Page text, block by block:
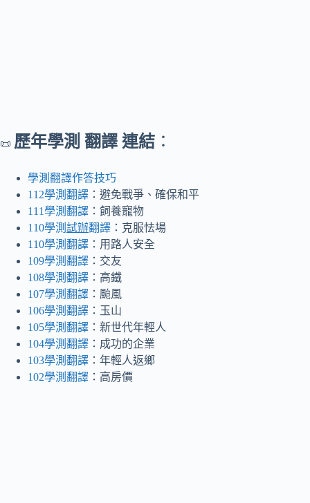
📜 歷年學測 翻譯 連結 ：
學測翻譯作答技巧
112學測翻譯 ：避免戰爭、確保和平
111學測翻譯 ：飼養寵物
110學測 試辦翻譯 ：克服怯場
110學測翻譯 ：用路人安全
109學測翻譯 ：交友
108學測翻譯 ：高鐵
107學測翻譯 ：颱風
106學測翻譯 ：玉山
105學測翻譯 ：新世代年輕人
104學測翻譯 ：成功的企業
103學測翻譯 ：年輕人返鄉
102學測翻譯 ：高房價